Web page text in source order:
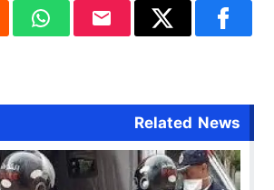
Related News